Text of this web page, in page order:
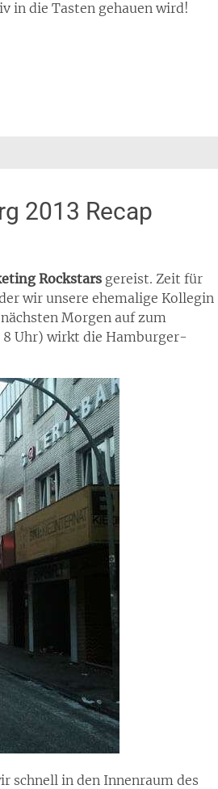
in die Tasten gehauen wird!
2013 Recap
Rockstars gereist. Zeit für
wir unsere ehemalige Kollegin
Morgen auf zum
8 Uhr) wirkt die Hamburger-
schnell in den Innenraum des